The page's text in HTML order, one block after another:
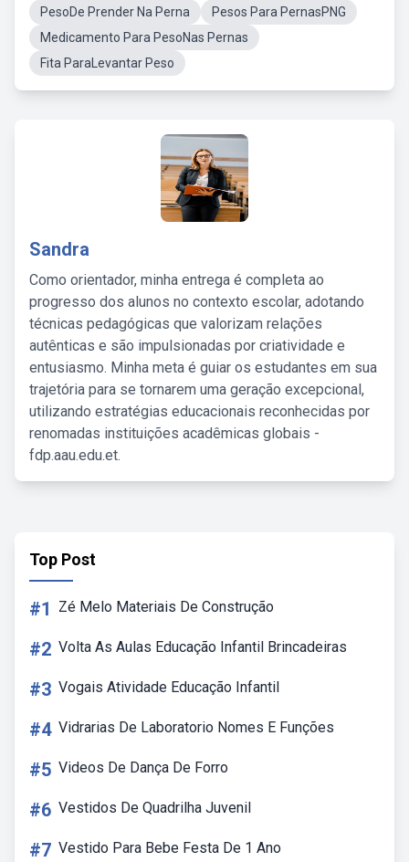
PesoDe Prender Na Perna
Pesos Para PernasPNG
Medicamento Para PesoNas Pernas
Fita ParaLevantar Peso
Sandra
Como orientador, minha entrega é completa ao
progresso dos alunos no contexto escolar, adotando
técnicas pedagógicas que valorizam relações
autênticas e são impulsionadas por criatividade e
entusiasmo. Minha meta é guiar os estudantes em sua
trajetória para se tornarem uma geração excepcional,
utilizando estratégias educacionais reconhecidas por
renomadas instituições acadêmicas globais -
fdp.aau.edu.et.
Top Post
#1 Zé Melo Materiais De Construção
#2 Volta As Aulas Educação Infantil Brincadeiras
#3 Vogais Atividade Educação Infantil
#4 Vidrarias De Laboratorio Nomes E Funções
#5 Videos De Dança De Forro
#6 Vestidos De Quadrilha Juvenil
#7 Vestido Para Bebe Festa De 1 Ano